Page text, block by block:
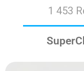
1 453